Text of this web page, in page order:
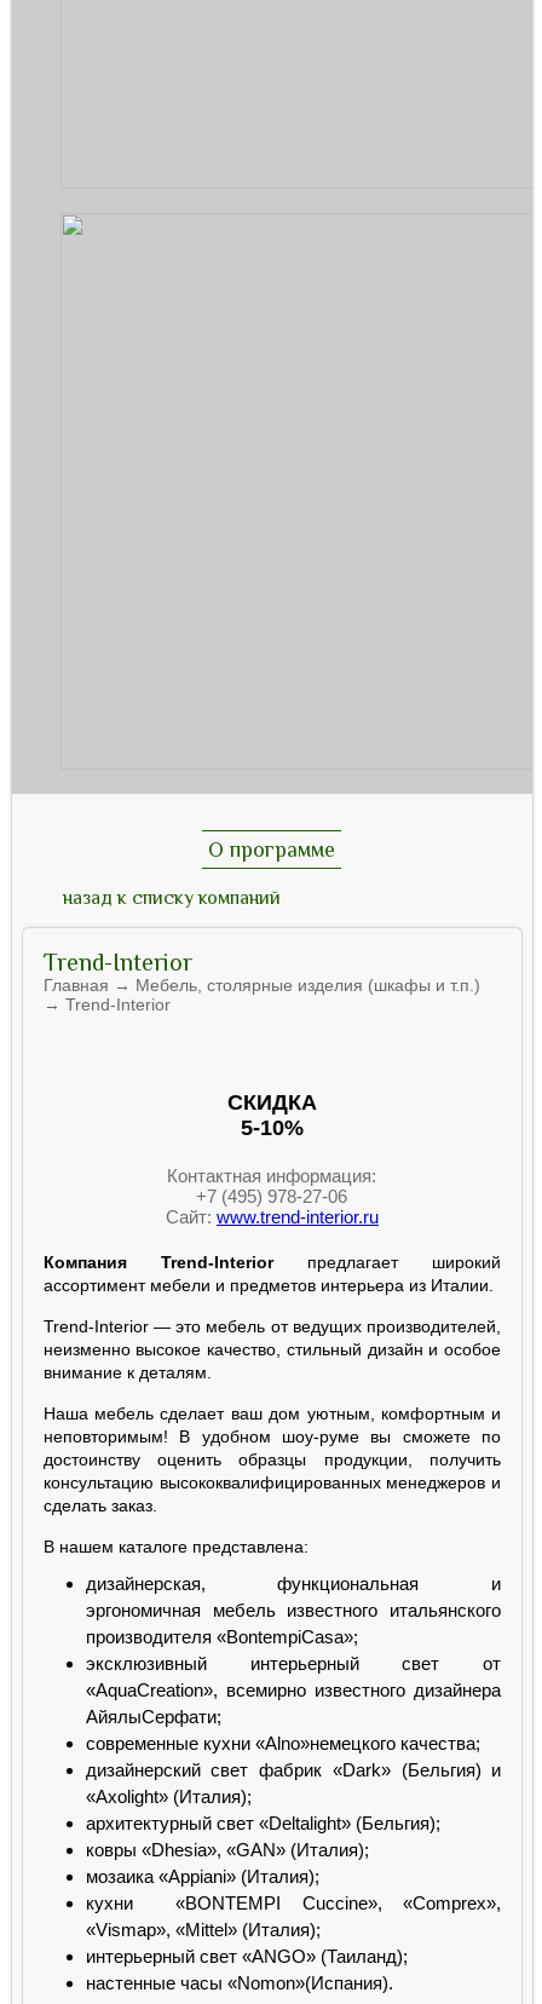
О программе
назад к списку компаний
Trend-Interior
Главная → Мебель, столярные изделия (шкафы и т.п.)
→ Trend-Interior
СКИДКА
5-10%
Контактная информация:
+7 (495) 978-27-06
Сайт: www.trend-interior.ru
Компания Trend-Interiorпредлагает широкий
ассортимент мебели и предметов интерьера из Италии.
Trend-Interior — это мебель от ведущих производителей,
неизменно высокое качество, стильный дизайн и особое
внимание к деталям.
Наша мебель сделает ваш дом уютным, комфортным и
неповторимым! В удобном шоу-руме вы сможете по
достоинству оценить образцы продукции, получить
консультацию высококвалифицированных менеджеров и
сделать заказ.
В нашем каталоге представлена:
дизайнерская, функциональная и
эргономичная мебель известного итальянского
производителя «BontempiCasa»;
эксклюзивный интерьерный свет от
«AquaCreation», всемирно известного дизайнера
АйялыСерфати;
современные кухни «Alno»немецкого качества;
дизайнерский свет фабрик «Dark» (Бельгия) и
«Axolight» (Италия);
архитектурный свет «Deltalight» (Бельгия);
ковры «Dhesia», «GAN» (Италия);
мозаика «Appiani» (Италия);
кухни «BONTEMPI Cuccine», «Comprex»,
«Vismap», «Mittel» (Италия);
интерьерный свет «ANGO» (Таиланд);
настенные часы «Nomon»(Испания).